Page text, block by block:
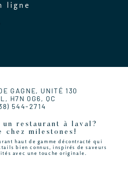
ligne
GAGNE, UNITÉ 130
H7N 0G6, QC
544-2714
un restaurant à laval?
chez milestones!
haut de gamme décontracté qui
bien connus, inspirés de saveurs
avec une touche originale.